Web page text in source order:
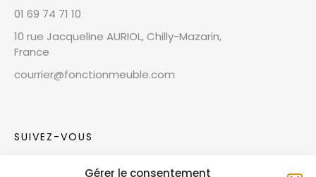
Gérer le consentement
01 69 74 71 10
10 rue Jacqueline AURIOL, Chilly-Mazarin,
France
courrier@fonctionmeuble.com
SUIVEZ-VOUS